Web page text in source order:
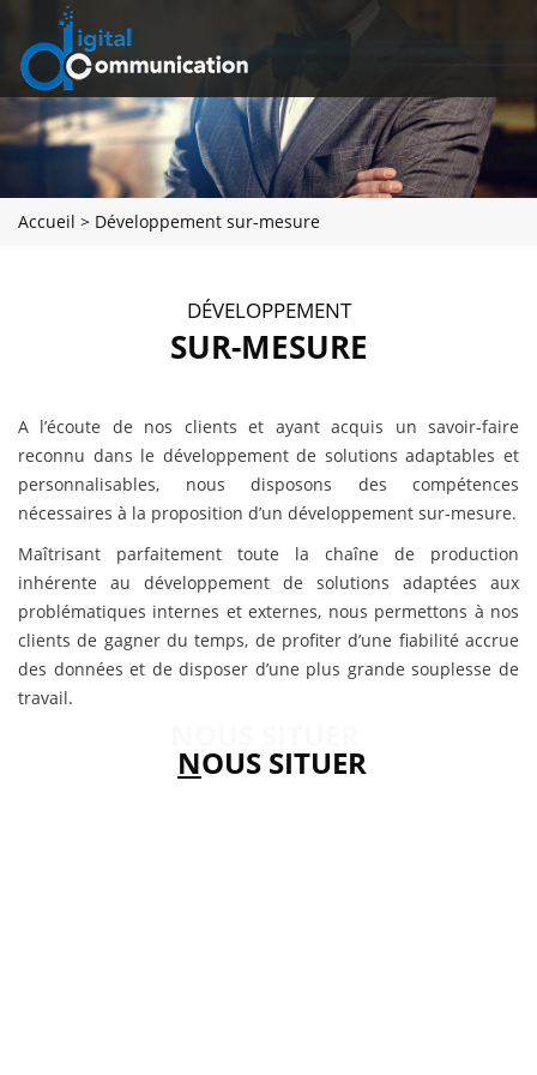
Accueil > Développement sur-mesure
DÉVELOPPEMENT
SUR-MESURE
A l’écoute de nos clients et ayant acquis un savoir-faire
reconnu dans le développement de solutions adaptables et
personnalisables, nous disposons des compétences
nécessaires à la proposition d’un développement sur-mesure.
Maîtrisant parfaitement toute la chaîne de production
inhérente au développement de solutions adaptées aux
problématiques internes et externes, nous permettons à nos
clients de gagner du temps, de profiter d’une fiabilité accrue
des données et de disposer d’une plus grande souplesse de
travail.
NOUS SITUER